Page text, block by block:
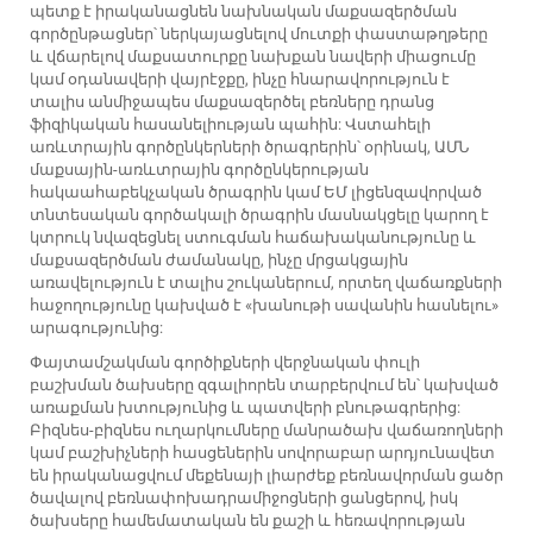
պետք է իրականացնեն նախնական մաքսազերծման
գործընթացներ՝ ներկայացնելով մուտքի փաստաթղթերը
և վճարելով մաքսատուրքը նախքան նավերի միացումը
կամ օդանավերի վայրէջքը, ինչը հնարավորություն է
տալիս անմիջապես մաքսազերծել բեռները դրանց
ֆիզիկական հասանելիության պահին: Վստահելի
առևտրային գործընկերների ծրագրերին՝ օրինակ, ԱՄՆ
մաքսային-առևտրային գործընկերության
հակաահաբեկչական ծրագրին կամ ԵՄ լիցենզավորված
տնտեսական գործակալի ծրագրին մասնակցելը կարող է
կտրուկ նվազեցնել ստուգման հաճախականությունը և
մաքսազերծման ժամանակը, ինչը մրցակցային
առավելություն է տալիս շուկաներում, որտեղ վաճառքների
հաջողությունը կախված է «խանութի սավանին հասնելու»
արագությունից:
Փայտամշակման գործիքների վերջնական փուլի
բաշխման ծախսերը զգալիորեն տարբերվում են՝ կախված
առաքման խտությունից և պատվերի բնութագրերից:
Բիզնես-բիզնես ուղարկումները մանրածախ վաճառողների
կամ բաշխիչների հասցեներին սովորաբար արդյունավետ
են իրականացվում մեքենայի լիարժեք բեռնավորման ցածր
ծավալով բեռնափոխադրամիջոցների ցանցերով, իսկ
ծախսերը համեմատական են քաշի և հեռավորության